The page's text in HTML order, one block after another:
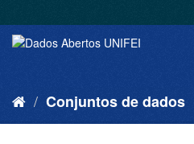
Conjuntos de dados